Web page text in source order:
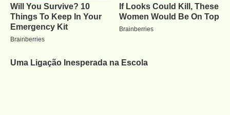
Uma Ligação Inesperada na Escola